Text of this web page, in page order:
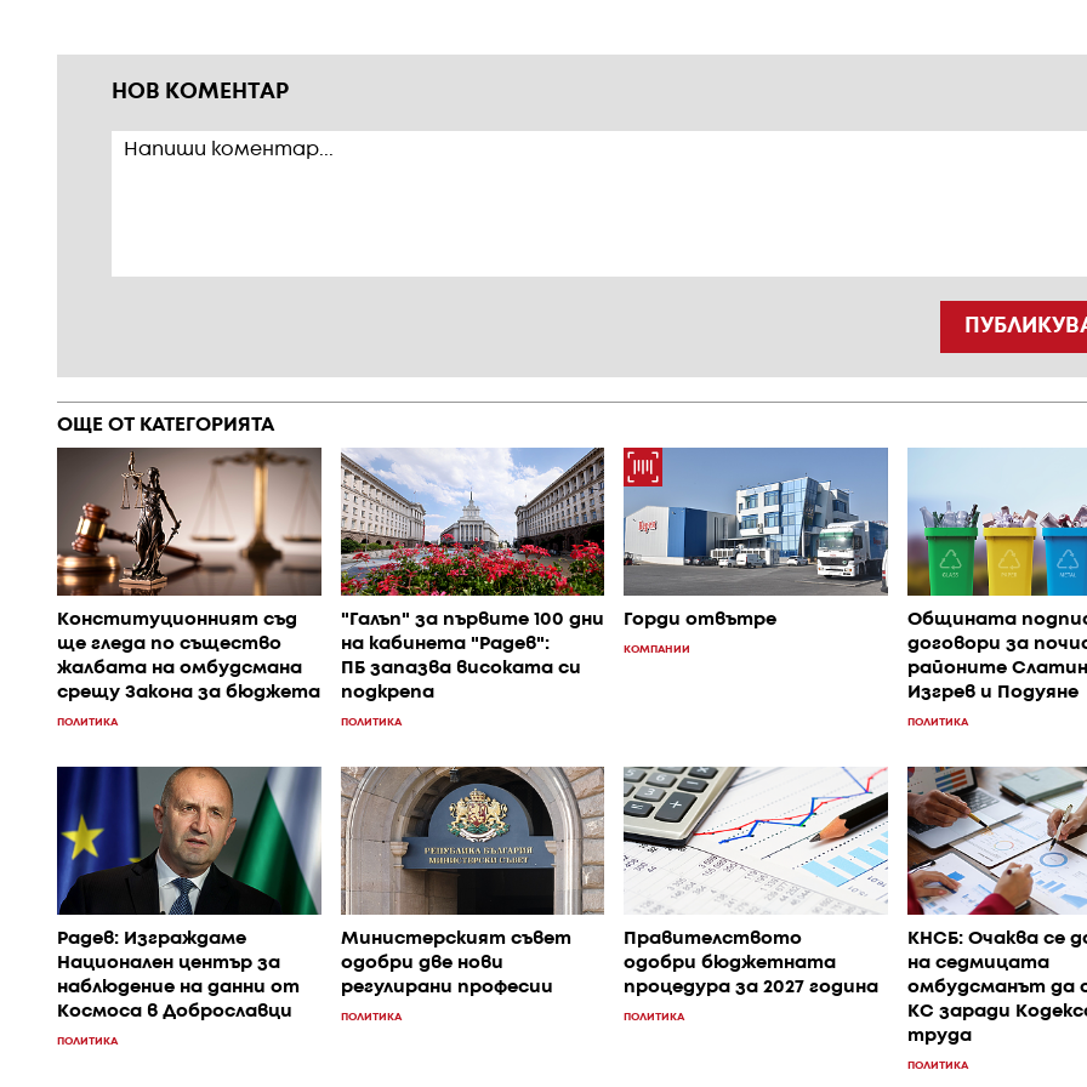
НОВ КОМЕНТАР
ОЩЕ ОТ КАТЕГОРИЯТА
Конституционният съд
ще гледа по същество
жалбата на омбудсмана
срещу Закона за бюджета
ПОЛИТИКА
"Галъп" за първите 100 дни
на кабинета "Радев":
ПБ запазва високата си
подкрепа
ПОЛИТИКА
Горди отвътре
КОМПАНИИ
Общината
договори за
районите
Изгрев и Подуяне
ПОЛИТИКА
Радев: Изграждаме
Национален център за
наблюдение на данни от
Космоса в Доброславци
ПОЛИТИКА
Министерският съвет
одобри две нови
регулирани професии
ПОЛИТИКА
Правителството
одобри бюджетната
процедура за 2027 година
ПОЛИТИКА
КНСБ: Очаква се
на седмицата
омбудсманът да
КС заради
труда
ПОЛИТИКА